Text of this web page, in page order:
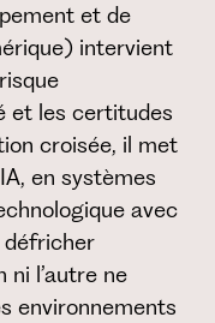
et de
intervient
et les certitudes
croisée, il met
en systèmes
avec
défricher
ni l’autre ne
environnements